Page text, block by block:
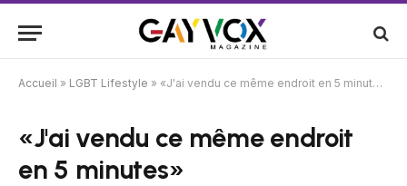
Accueil » LGBT Lifestyle » «J'ai vendu ce même endroit en 5 minutes»
«J'ai vendu ce même endroit
en 5 minutes»